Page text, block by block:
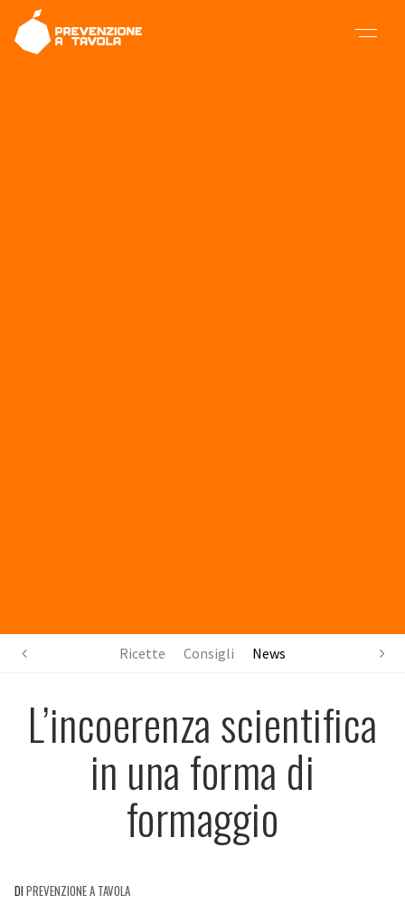
Ricette Consigli News
L’incoerenza scientifica
in una forma di
formaggio
DI PREVENZIONE A TAVOLA